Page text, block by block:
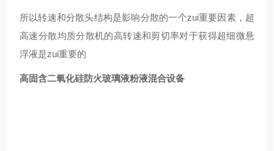
所以转速和分散头结构是影响分散的一个zui重要因素，超
高速分散均质分散机的高转速和剪切率对于获得超细微悬
浮液是zui重要的
高固含二氧化硅防火玻璃液粉液混合设备